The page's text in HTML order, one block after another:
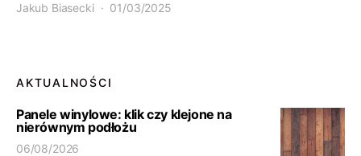
Jakub Biasecki 01/03/2025
AKTUALNOŚCI
Panele winylowe: klik czy klejone na
nierównym podłożu
06/08/2026